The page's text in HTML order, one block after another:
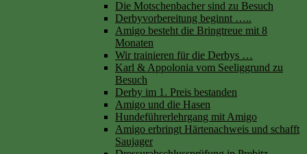
Die Motschenbacher sind zu Besuch
Derbyvorbereitung beginnt …..
Amigo besteht die Bringtreue mit 8
Monaten
Wir trainieren für die Derbys …
Karl & Appolonia vom Seeliggrund zu
Besuch
Derby im 1. Preis bestanden
Amigo und die Hasen
Hundeführerlehrgang mit Amigo
Amigo erbringt Härtenachweis und schafft
Saujager